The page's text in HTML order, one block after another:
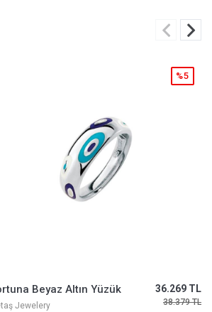
Halka Zincir Altın Set
Jewelery
390.590 TL
520.787 TL
%25